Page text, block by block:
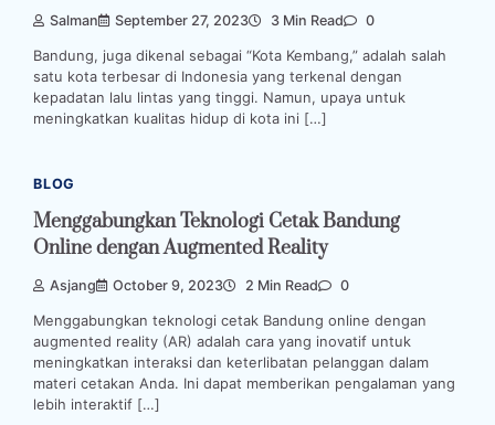
Salman September 27, 2023 3 Min Read 0
Bandung, juga dikenal sebagai “Kota Kembang,” adalah salah
satu kota terbesar di Indonesia yang terkenal dengan
kepadatan lalu lintas yang tinggi. Namun, upaya untuk
meningkatkan kualitas hidup di kota ini […]
BLOG
Menggabungkan Teknologi Cetak Bandung
Online dengan Augmented Reality
Asjang October 9, 2023 2 Min Read 0
Menggabungkan teknologi cetak Bandung online dengan
augmented reality (AR) adalah cara yang inovatif untuk
meningkatkan interaksi dan keterlibatan pelanggan dalam
materi cetakan Anda. Ini dapat memberikan pengalaman yang
lebih interaktif […]